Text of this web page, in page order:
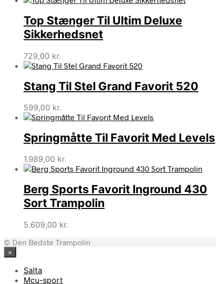
Top Stænger Til Ultim Deluxe
Sikkerhedsnet
729,00 kr.
Stang Til Stel Grand Favorit 520
599,00 kr.
Springmåtte Til Favorit Med Levels
1.989,00 kr.
Berg Sports Favorit Inground 430
Sort Trampolin
5.609,00 kr.
© Den Bedste Trampolin
×
Salta
Mcu-sport